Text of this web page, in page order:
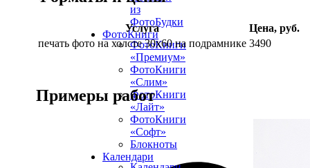
из
ФотоБудки
ФотоКниги
ФотоКниги
«Премиум»
ФотоКниги
«Слим»
ФотоКниги
«Лайт»
ФотоКниги
«Софт»
Блокноты
Календари
Услуга
Цена, руб.
печать фото на холсте 30х60 на подрамнике 3490
Примеры работ